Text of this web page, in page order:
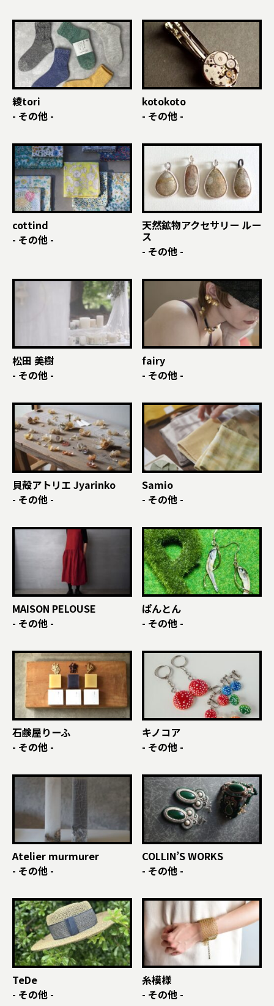
綾tori
- その他 -
kotokoto
- その他 -
cottind
- その他 -
天然鉱物アクセサリー ルー
ス
- その他 -
松田 美樹
- その他 -
fairy
- その他 -
貝殻アトリエ Jyarinko
- その他 -
Samio
- その他 -
MAISON PELOUSE
- その他 -
ぱんとん
- その他 -
石鹸屋りーふ
- その他 -
キノコア
- その他 -
Atelier murmurer
- その他 -
COLLIN’S WORKS
- その他 -
TeDe
- その他 -
糸模様
- その他 -